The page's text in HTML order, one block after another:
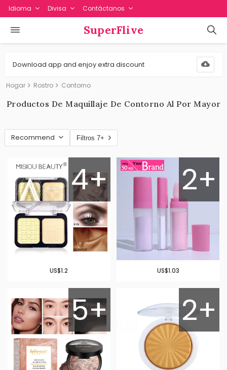
Idioma Divisa Contáctanos
SuperFlive
Download app and enjoy extra discount
Hogar Rostro Contorno
Productos De Maquillaje De Contorno Al Por Mayor
Recommend Filtros 7+
4+
US$1.2
2+
US$1.03
5+ 2+